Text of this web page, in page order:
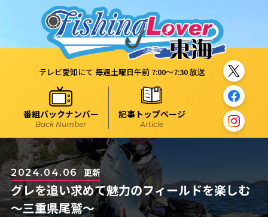
テレビ愛知にて 毎週土曜日午前 7:00～7:30 放送
番組バックナンバー
Back Number
記事トップページ
Article
2024.04.06 更新
グレを追い求めて魅力のフィールドを楽しむ
～三重県尾鷲～